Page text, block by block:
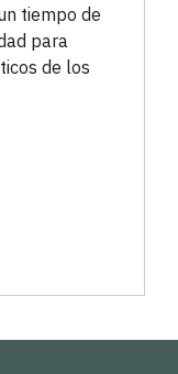
tiempo de
para
de los